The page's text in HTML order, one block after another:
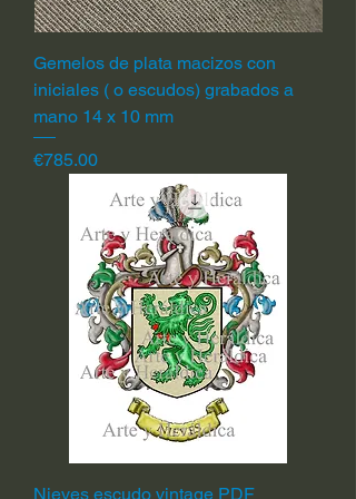
Gemelos de plata macizos con
iniciales ( o escudos) grabados a
mano 14 x 10 mm
Price
€785.00
Nieves escudo vintage PDF